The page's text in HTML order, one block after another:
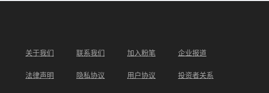
关于我们 联系我们 加入粉笔 企业报道
法律声明 隐私协议 用户协议 投资者关系